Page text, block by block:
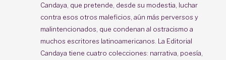
Candaya, que pretende, desde su modestia, luchar
contra esos otros maleficios, aún más perversos y
malintencionados, que condenan al ostracismo a
muchos escritores latinoamericanos. La Editorial
Candaya tiene cuatro colecciones: narrativa, poesía,